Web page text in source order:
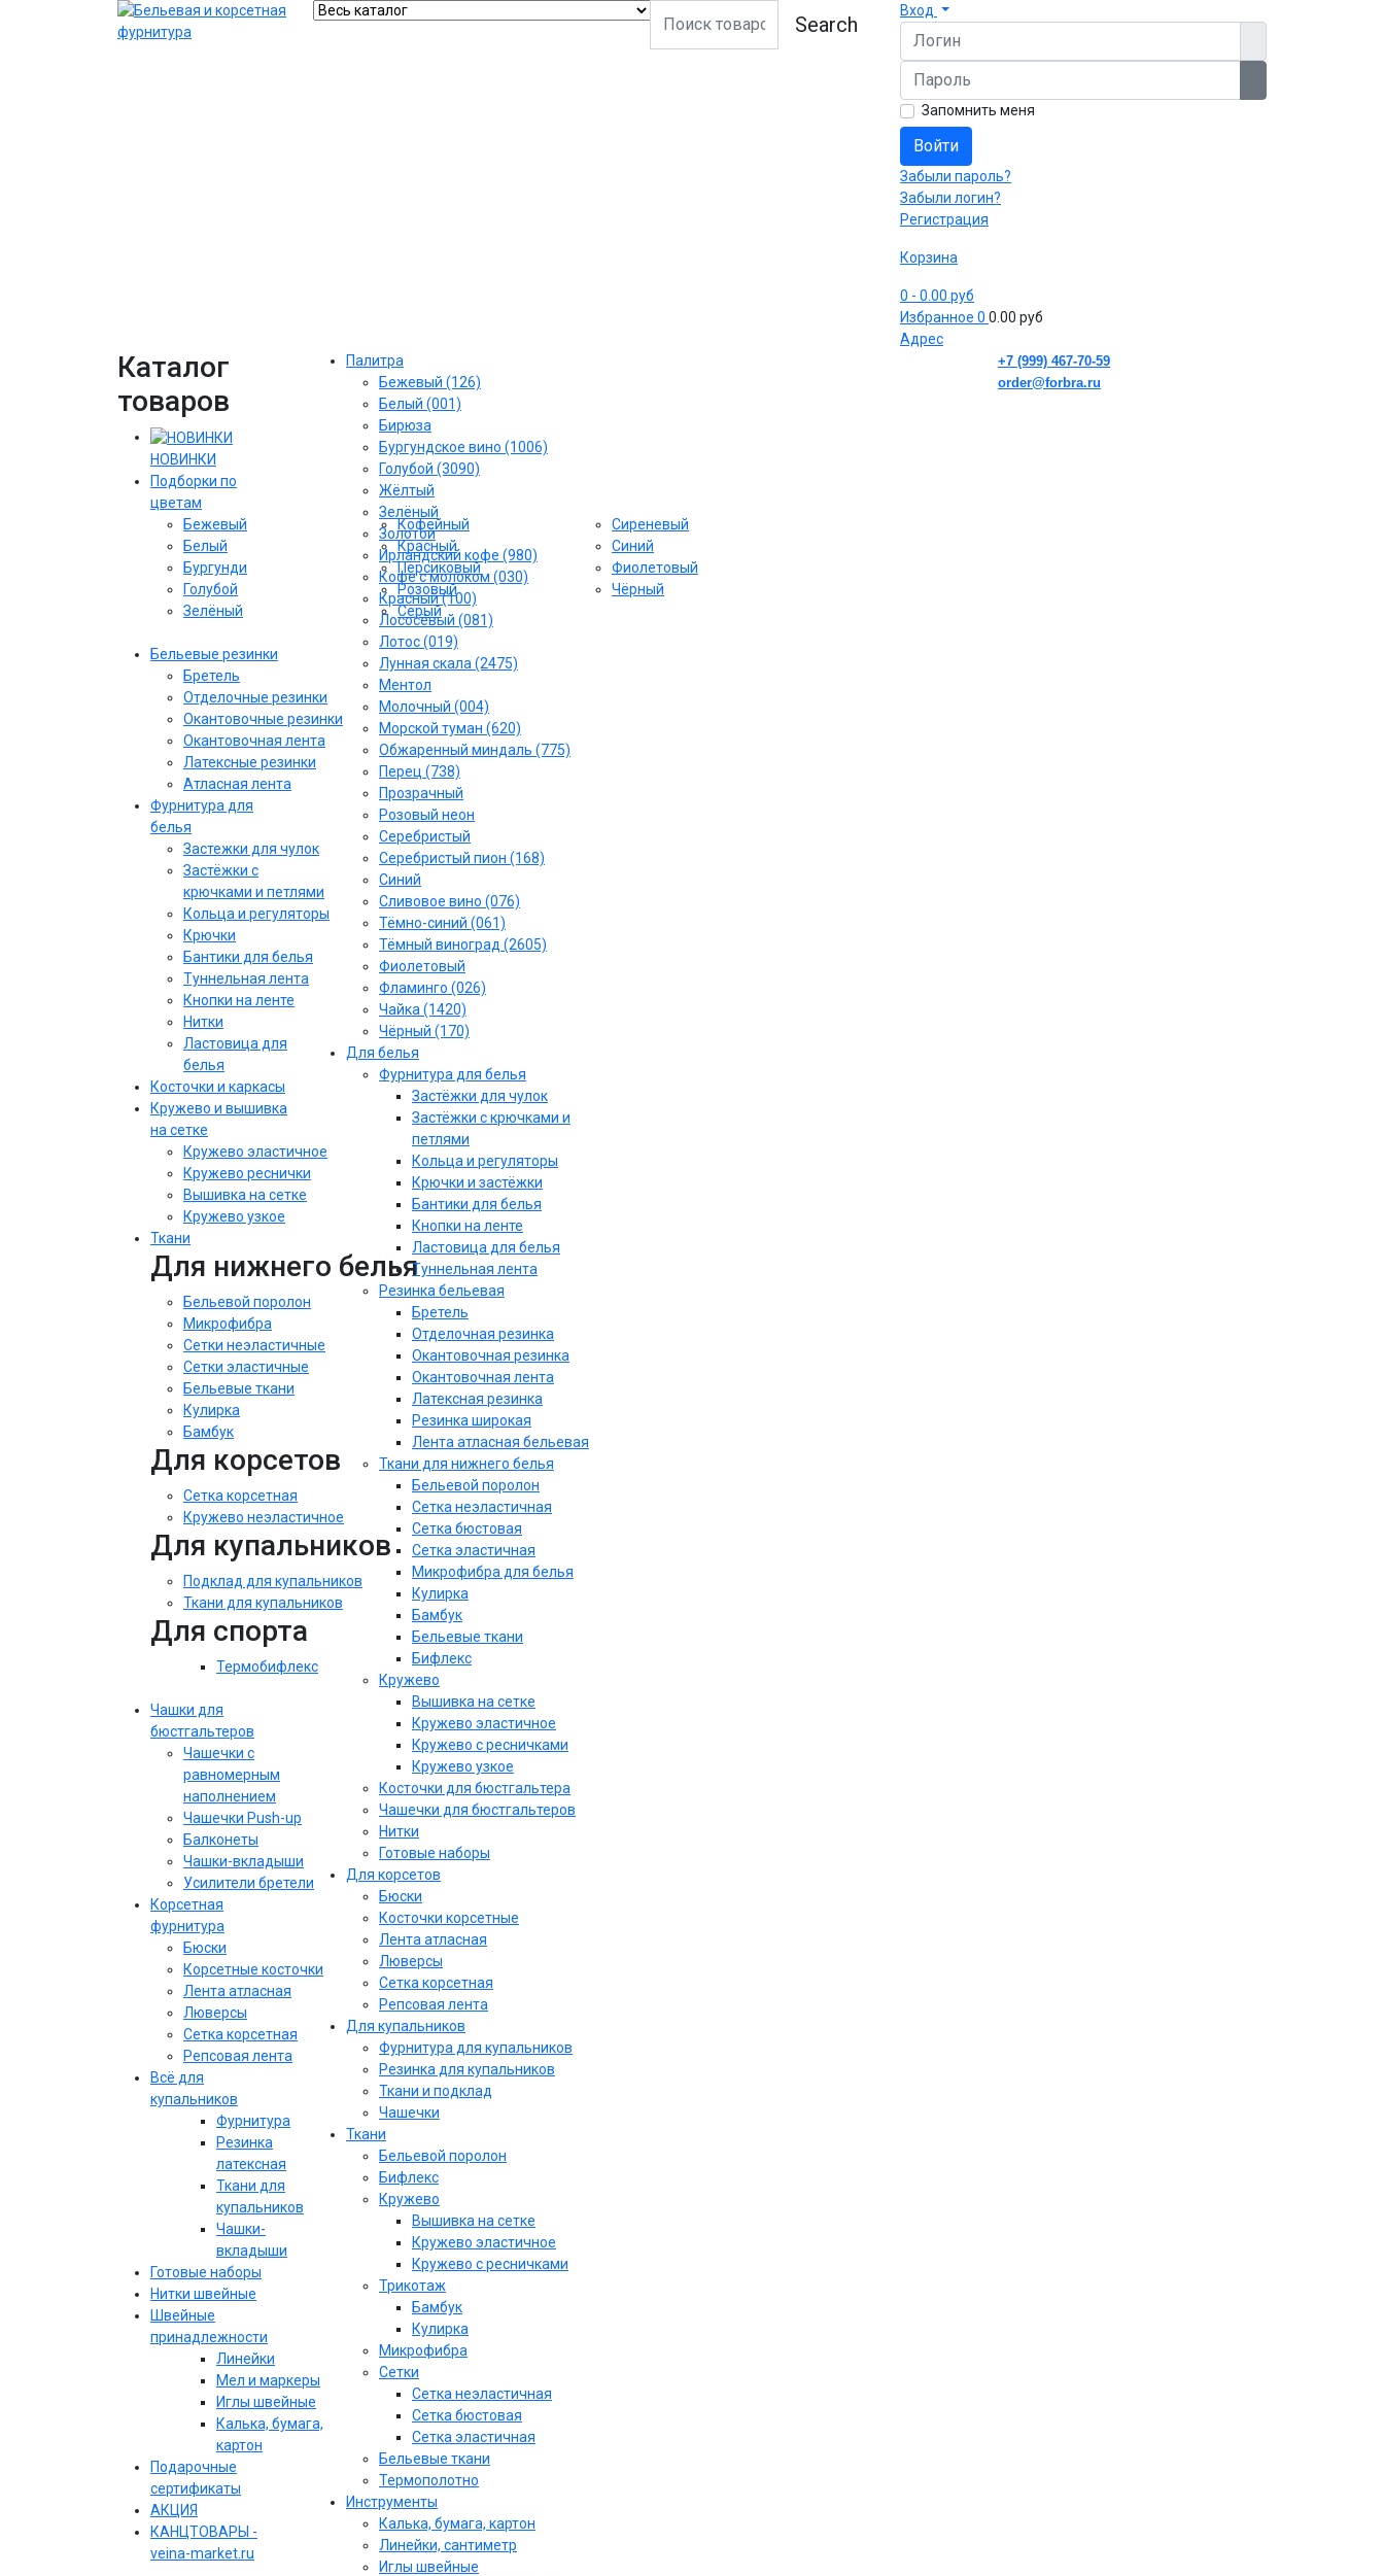
Search
Вход
Логин
Пароль
Запомнить меня
Войти
Забыли пароль?
Забыли логин?
Регистрация
Корзина
0 - 0.00 руб
Избранное 0 0.00 руб
Адрес
Каталог
товаров
НОВИНКИ
Подборки по
цветам
Бежевый
Белый
Бургунди
Голубой
Зелёный
Кофейный
Красный
Персиковый
Розовый
Серый
Сиреневый
Cиний
Фиолетовый
Чёрный
Бельевые резинки
Бретель
Отделочные резинки
Окантовочные резинки
Окантовочная лента
Латексные резинки
Атласная лента
Фурнитура для
белья
Застежки для чулок
Застёжки с
крючками и петлями
Кольца и регуляторы
Крючки
Бантики для белья
Туннельная лента
Кнопки на ленте
Нитки
Ластовица для
белья
Косточки и каркасы
Кружево и вышивка
на сетке
Кружево эластичное
Кружево реснички
Вышивка на сетке
Кружево узкое
Ткани
Для нижнего белья
Бельевой поролон
Микрофибра
Сетки неэластичные
Сетки эластичные
Бельевые ткани
Кулирка
Бамбук
Для корсетов
Сетка корсетная
Кружево неэластичное
Для купальников
Подклад для купальников
Ткани для купальников
Для спорта
Термобифлекс
Чашки для
бюстгальтеров
Чашечки с
равномерным
наполнением
Чашечки Push-up
Балконеты
Чашки-вкладыши
Усилители бретели
Корсетная
фурнитура
Бюски
Корсетные косточки
Лента атласная
Люверсы
Сетка корсетная
Репсовая лента
Всё для
купальников
Фурнитура
Резинка
латексная
Ткани для
купальников
Чашки-
вкладыши
Готовые наборы
Нитки швейные
Швейные
принадлежности
Линейки
Мел и маркеры
Иглы швейные
Калька, бумага,
картон
Подарочные
сертификаты
АКЦИЯ
КАНЦТОВАРЫ -
veina-market.ru
Палитра
Бежевый (126)
Белый (001)
Бирюза
Бургундское вино (1006)
Голубой (3090)
Жёлтый
Зелёный
Золотой
Ирландский кофе (980)
Кофе с молоком (030)
Красный (100)
Лососёвый (081)
Лотос (019)
Лунная скала (2475)
Ментол
Молочный (004)
Морской туман (620)
Обжаренный миндаль (775)
Перец (738)
Прозрачный
Розовый неон
Серебристый
Серебристый пион (168)
Синий
Сливовое вино (076)
Тёмно-синий (061)
Тёмный виноград (2605)
Фиолетовый
Фламинго (026)
Чайка (1420)
Чёрный (170)
Для белья
Фурнитура для белья
Застёжки для чулок
Застёжки с крючками и
петлями
Кольца и регуляторы
Крючки и застёжки
Бантики для белья
Кнопки на ленте
Ластовица для белья
Туннельная лента
Резинка бельевая
Бретель
Отделочная резинка
Окантовочная резинка
Окантовочная лента
Латексная резинка
Резинка широкая
Лента атласная бельевая
Ткани для нижнего белья
Бельевой поролон
Сетка неэластичная
Сетка бюстовая
Сетка эластичная
Микрофибра для белья
Кулирка
Бамбук
Бельевые ткани
Бифлекс
Кружево
Вышивка на сетке
Кружево эластичное
Кружево с ресничками
Кружево узкое
Косточки для бюстгальтера
Чашечки для бюстгальтеров
Нитки
Готовые наборы
Для корсетов
Бюски
Косточки корсетные
Лента атласная
Люверсы
Сетка корсетная
Репсовая лента
Для купальников
Фурнитура для купальников
Резинка для купальников
Ткани и подклад
Чашечки
Ткани
Бельевой поролон
Бифлекс
Кружево
Вышивка на сетке
Кружево эластичное
Кружево с ресничками
Трикотаж
Бамбук
Кулирка
Микрофибра
Сетки
Сетка неэластичная
Сетка бюстовая
Сетка эластичная
Бельевые ткани
Термополотно
Инструменты
Калька, бумага, картон
Линейки, сантиметр
Иглы швейные
+7 (999) 467-70-59
order@forbra.ru